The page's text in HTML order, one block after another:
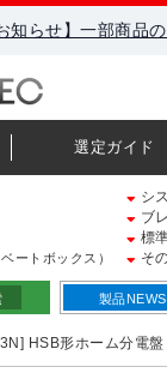
知らせ】一部商品
選定ガイド
シ
ブ
標
ベートボックス） そ
製品NEWS
HSB形ホーム分電盤